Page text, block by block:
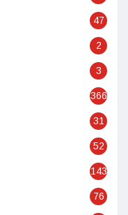
47
2
3
366
31
52
143
76